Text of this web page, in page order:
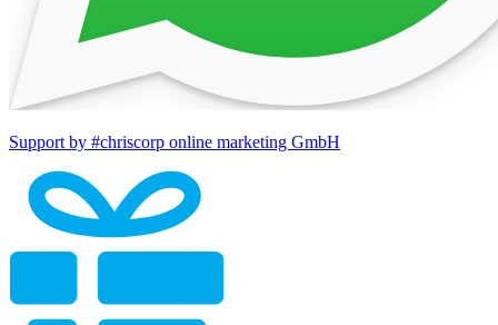
Support by #chriscorp online marketing GmbH